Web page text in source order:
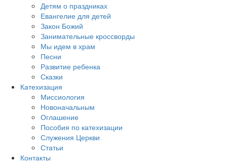
Детям о праздниках
Евангелие для детей
Закон Божий
Занимательные кроссворды
Мы идем в храм
Песни
Развитие ребенка
Сказки
Катехизация
Миссиология
Новоначальным
Оглашение
Пособия по катехизации
Служения Церкви
Статьи
Контакты